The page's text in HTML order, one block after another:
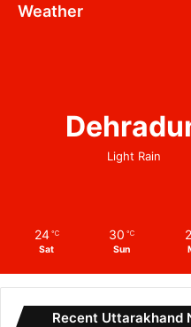
Weather
Light Rain
24 ℃
Sat
30 ℃
Sun
Recent Uttarakhand